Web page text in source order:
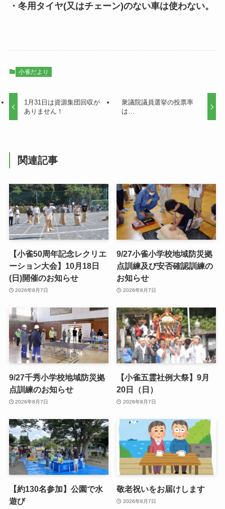
・冬用タイヤ(又はチェーン)のない車は使わない。
小雀だより
1月31日は資源集団回収が
ありません！
衆議院議員選挙の投票率
は…
関連記事
【小雀50周年記念レクリエ
ーション大会】10月18日
(日)開催のお知らせ
2026年8月7日
9/27小雀小学校地域防災拠
点訓練及び安否確認訓練の
お知らせ
2026年8月7日
9/27千秀小学校地域防災拠
点訓練のお知らせ
2026年8月7日
【小雀五霊社例大祭】9月
20日（日）
2026年8月7日
【約130名参加】公園で水
遊び
敬老祝いをお届けします
2026年8月7日